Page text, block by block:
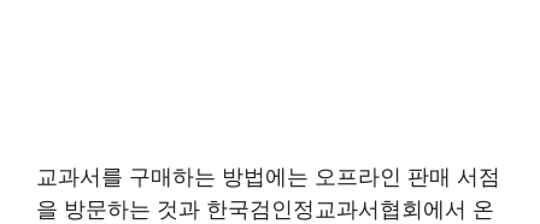
교과서를 구매하는 방법에는 오프라인 판매 서점
을 방문하는 것과 한국검인정교과서협회에서 온